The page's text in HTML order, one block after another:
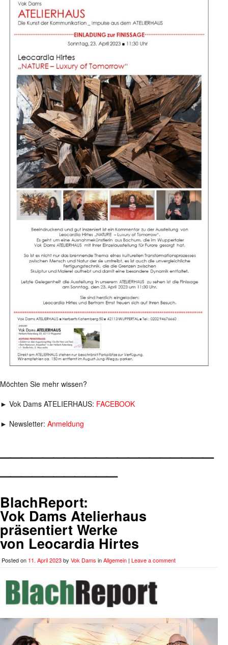
Möchten Sie mehr wissen?
► Vok Dams ATELIERHAUS: FACEBOOK
► Newsletter: Anmeldung
___________
BlachReport:
Vok Dams Atelierhaus
präsentiert Werke
von Leocardia Hirtes
Posted on 11. April 2023by Vok Dams inAllgemein | Leave a comment